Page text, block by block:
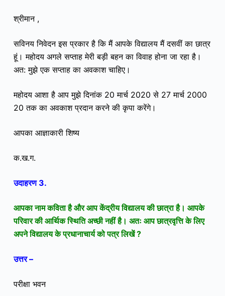
श्रीमान ,
सविनय निवेदन इस प्रकार है कि मैं आपके विद्यालय मैं दसवीं का छात्र
हूं। महोदय अगले सप्ताह मेरी बड़ी बहन का विवाह होना जा रहा है।
अत: मुझे एक सप्ताह का अवकाश चाहिए।
महोदय आशा है आप मुझे दिनांक 20 मार्च 2020 से 27 मार्च 2000
20 तक का अवकाश प्रदान करने की कृपा करेंगे।
आपका आज्ञाकारी शिष्य
क.ख.ग.
उदाहरण 3.
आपका नाम कविता है और आप केंद्रीय विद्यालय की छात्रा है। आपके
परिवार की आर्थिक स्थिति अच्छी नहीं है। अतः आप छात्रवृत्ति के लिए
अपने विद्यालय के प्रधानाचार्य को पत्र लिखें ?
उत्तर –
परीक्षा भवन